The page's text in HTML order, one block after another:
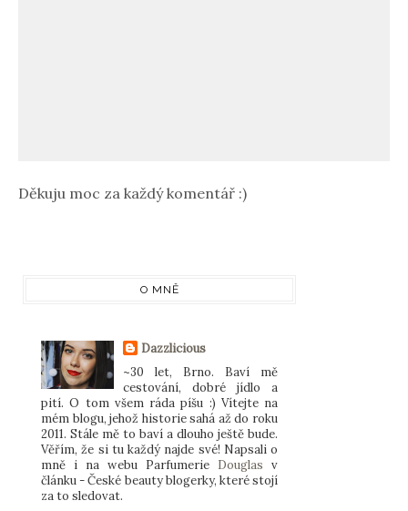
Děkuju moc za každý komentář :)
O MNĚ
Dazzlicious
~30 let, Brno. Baví mě
cestování, dobré jídlo a
pití. O tom všem ráda píšu :) Vítejte na
mém blogu, jehož historie sahá až do roku
2011. Stále mě to baví a dlouho ještě bude.
Věřím, že si tu každý najde své! Napsali o
mně i na webu Parfumerie Douglas v
článku - České beauty blogerky, které stojí
za to sledovat.